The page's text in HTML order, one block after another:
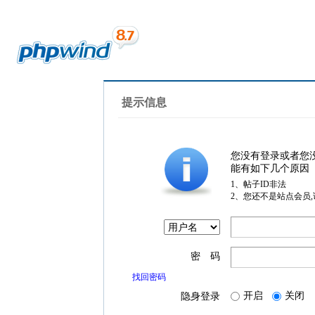
提示信息
您没有登录或者您
能有如下几个原因
1、帖子ID非法
2、您还不是站点会员
密 码
找回密码
隐身登录 开启 关闭